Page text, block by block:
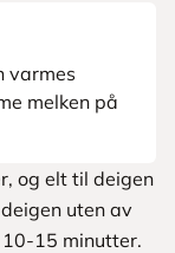
varmes
melken på
og elt til deigen
uten av
15 minutter.